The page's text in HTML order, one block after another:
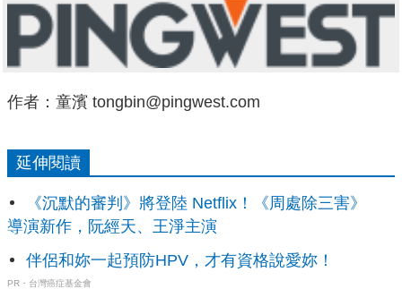
作者：童濱 tongbin@pingwest.com
延伸閱讀
《沉默的審判》將登陸 Netflix！《周處除三害》
導演新作，阮經天、王淨主演
伴侶和妳一起預防HPV，才有資格說愛妳！
PR・台灣癌症基金會